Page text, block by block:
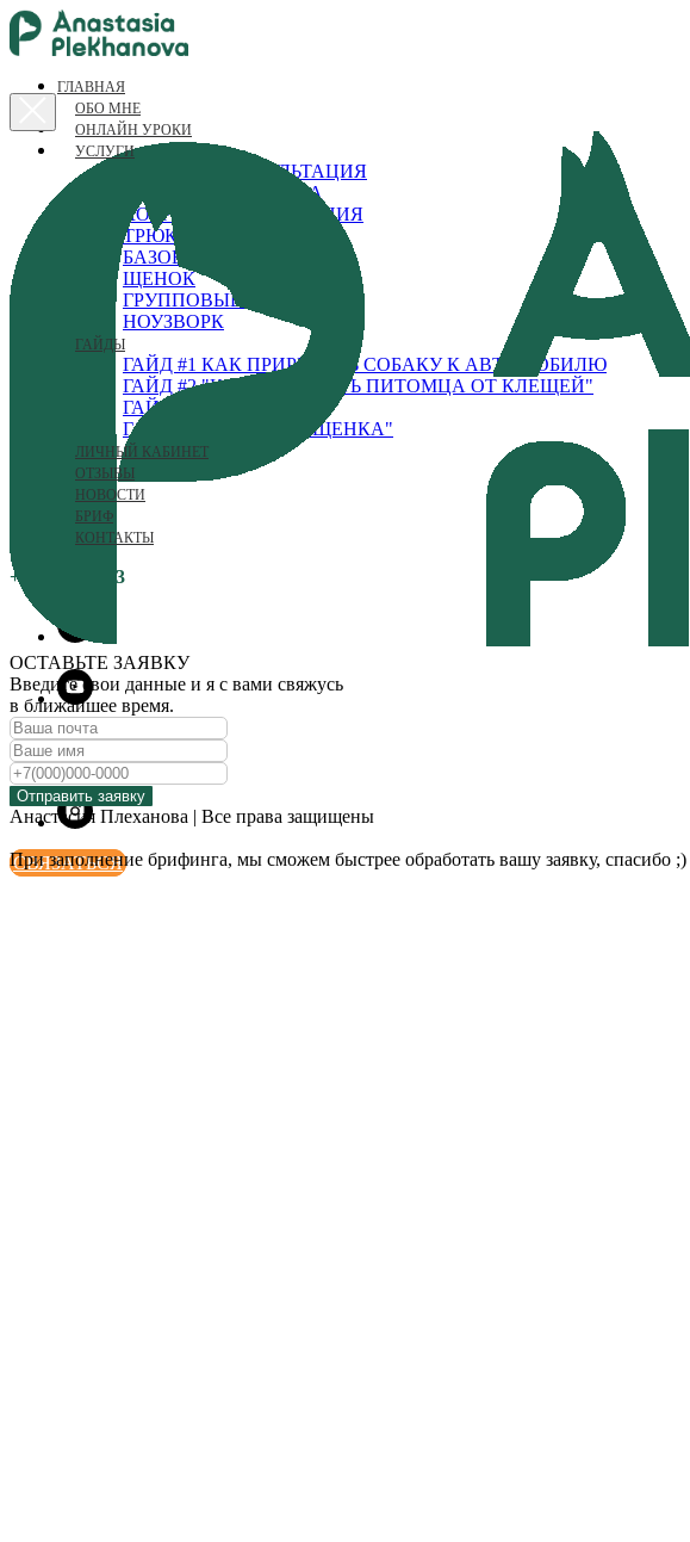
ГЛАВНАЯ
ОБО МНЕ
ОНЛАЙН УРОКИ
УСЛУГИ
ОНЛАЙН КОНСУЛЬТАЦИЯ
ГОРОДСКАЯ СОБАКА
КОРРЕКЦИЯ ПОВЕДЕНИЯ
ТРЮКИ
БАЗОВАЯ ДРЕССИРОВКА
ЩЕНОК
ГРУППОВЫЕ ЗАНЯТИЯ
НОУЗВОРК
ГАЙДЫ
ГАЙД #1 КАК ПРИРУЧИТЬ СОБАКУ К АВТОМОБИЛЮ
ГАЙД #2 "КАК ЗАЩИТИТЬ ПИТОМЦА ОТ КЛЕЩЕЙ"
ГАЙД #3 "ЗВУКИ"
ГАЙД #4 "РАЗВИТИЕ ЩЕНКА"
ЛИЧНЫЙ КАБИНЕТ
ОТЗЫВЫ
НОВОСТИ
БРИФ
КОНТАКТЫ
+79163725363
СВЯЗАТЬСЯ
ОСТАВЬТЕ ЗАЯВКУ
Введите свои данные и я с вами свяжусь
в ближайшее время.
Отправить заявку
Анастасия Плеханова | Все права защищены
При заполнение брифинга, мы сможем быстрее обработать вашу заявку, спасибо ;)